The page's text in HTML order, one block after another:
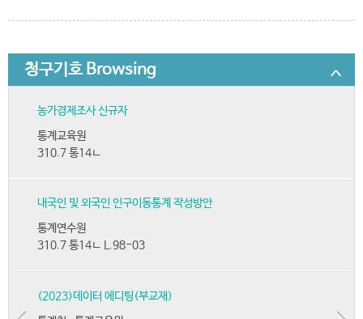
청구기호 Browsing
농가경제조사 신규자
통계교육원
310.7 통14ㄴ
내국인 및 외국인 인구이동통계 작성방안
통계연수원
310.7 통14ㄴ L.98-03
(2023)데이터 에디팅(부교재)